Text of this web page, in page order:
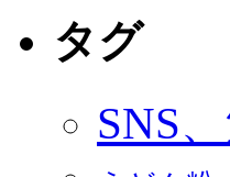
タグ
SNS